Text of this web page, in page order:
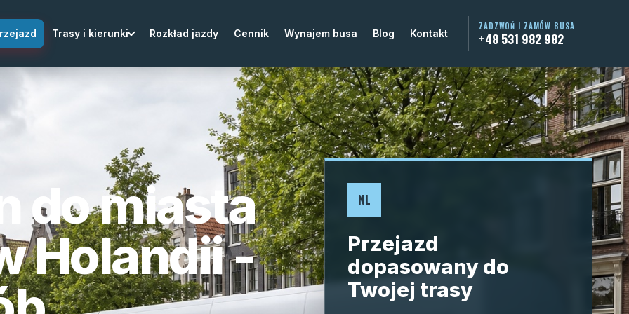
Trasy i kierunki Rozkład jazdy Cennik Wynajem busa Blog Kontakt
ZADZWOŃ I ZAMÓW BUSA
+48 531 982 982
do miasta
Holandii -
NL
Przejazd
dopasowany do
Twojej trasy